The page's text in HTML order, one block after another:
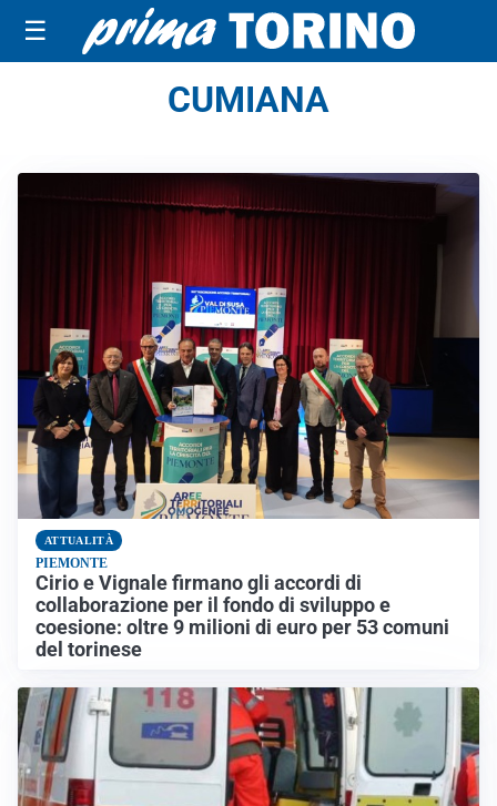
☰
CUMIANA
ATTUALITÀ
PIEMONTE
Cirio e Vignale firmano gli accordi di
collaborazione per il fondo di sviluppo e
coesione: oltre 9 milioni di euro per 53 comuni
del torinese